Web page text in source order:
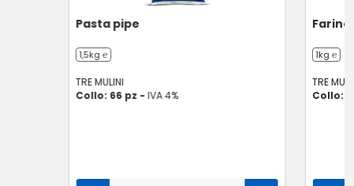
Pasta pipe
1,5kg ℮
TRE MULINI
Collo: 66 pz - IVA 4%
1kg ℮
TRE
Collo: